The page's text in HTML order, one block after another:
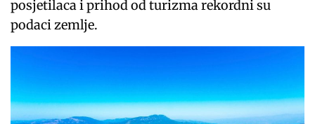
posjetilaca i prihod od turizma rekordni su
podaci zemlje.